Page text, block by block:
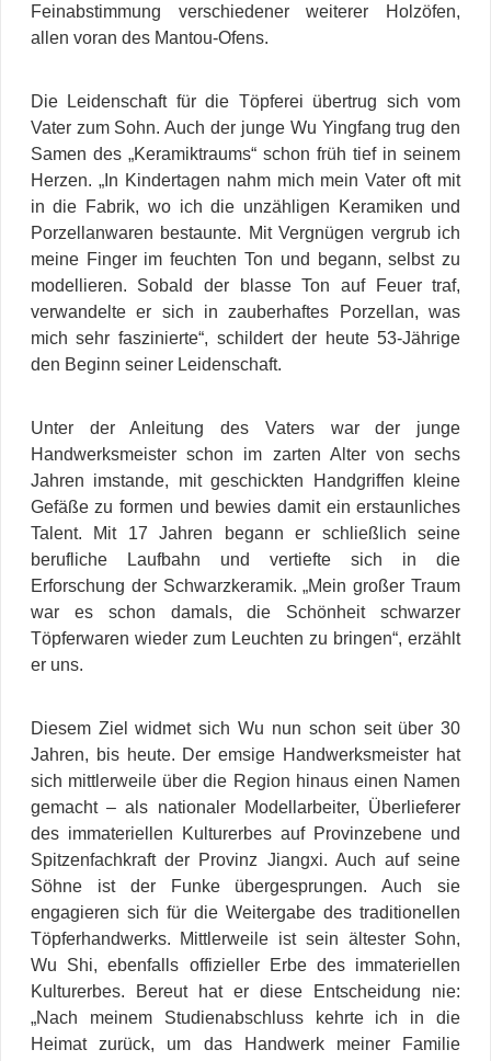
Feinabstimmung verschiedener weiterer Holzöfen,
allen voran des Mantou-Ofens.
Die Leidenschaft für die Töpferei übertrug sich vom
Vater zum Sohn. Auch der junge Wu Yingfang trug den
Samen des „Keramiktraums“ schon früh tief in seinem
Herzen. „In Kindertagen nahm mich mein Vater oft mit
in die Fabrik, wo ich die unzähligen Keramiken und
Porzellanwaren bestaunte. Mit Vergnügen vergrub ich
meine Finger im feuchten Ton und begann, selbst zu
modellieren. Sobald der blasse Ton auf Feuer traf,
verwandelte er sich in zauberhaftes Porzellan, was
mich sehr faszinierte“, schildert der heute 53-Jährige
den Beginn seiner Leidenschaft.
Unter der Anleitung des Vaters war der junge
Handwerksmeister schon im zarten Alter von sechs
Jahren imstande, mit geschickten Handgriffen kleine
Gefäße zu formen und bewies damit ein erstaunliches
Talent. Mit 17 Jahren begann er schließlich seine
berufliche Laufbahn und vertiefte sich in die
Erforschung der Schwarzkeramik. „Mein großer Traum
war es schon damals, die Schönheit schwarzer
Töpferwaren wieder zum Leuchten zu bringen“, erzählt
er uns.
Diesem Ziel widmet sich Wu nun schon seit über 30
Jahren, bis heute. Der emsige Handwerksmeister hat
sich mittlerweile über die Region hinaus einen Namen
gemacht – als nationaler Modellarbeiter, Überlieferer
des immateriellen Kulturerbes auf Provinzebene und
Spitzenfachkraft der Provinz Jiangxi. Auch auf seine
Söhne ist der Funke übergesprungen. Auch sie
engagieren sich für die Weitergabe des traditionellen
Töpferhandwerks. Mittlerweile ist sein ältester Sohn,
Wu Shi, ebenfalls offizieller Erbe des immateriellen
Kulturerbes. Bereut hat er diese Entscheidung nie:
„Nach meinem Studienabschluss kehrte ich in die
Heimat zurück, um das Handwerk meiner Familie